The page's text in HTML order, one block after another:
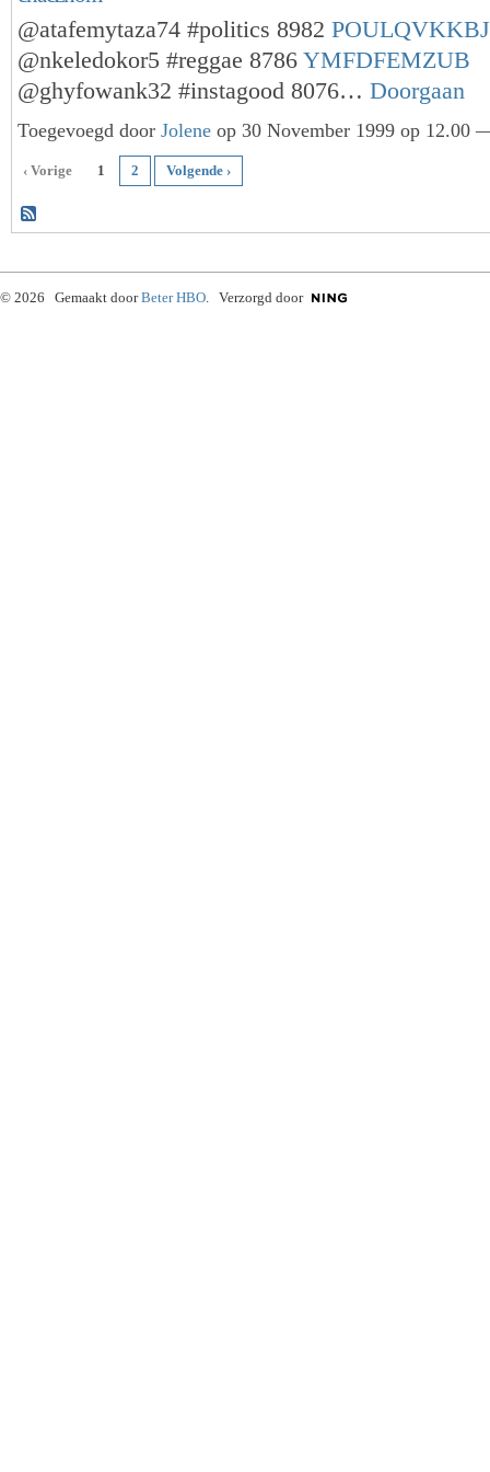
@atafemytaza74 #politics 8982 POULQVKKBJ
@nkeledokor5 #reggae 8786 YMFDFEMZUB
@ghyfowank32 #instagood 8076… Doorgaan
Toegevoegd door Jolene op 30 November 1999 op 12.00
‹ Vorige 1 2 Volgende ›
© 2026 Gemaakt doorBeter HBO. Verzorgd door